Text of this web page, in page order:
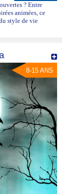
? Entre
animées, ce
style de vie
8-15 ANS